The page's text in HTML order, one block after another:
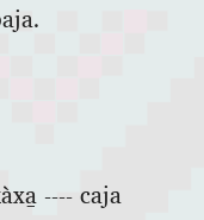
‑‑‑‑ caja